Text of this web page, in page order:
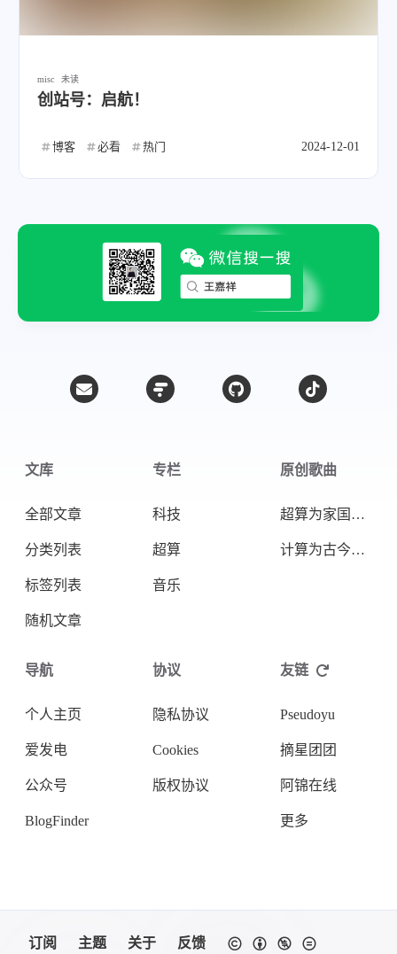
misc 未读
创站号：启航！
博客 必看 热门 2024-12-01
文库
全部文章
分类列表
标签列表
随机文章
专栏
科技
超算
音乐
原创歌曲
超算为家国天下
计算为古今未来
导航
个人主页
爱发电
公众号
BlogFinder
协议
隐私协议
Cookies
版权协议
友链
Pseudoyu
摘星团团
阿锦在线
更多
订阅 主题 关于 反馈